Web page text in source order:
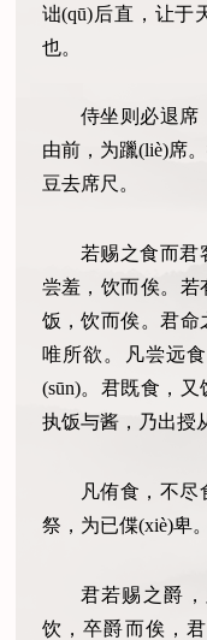
诎(qū)后直，让于
也。
侍坐则必退席
由前，为躐(liè)席
豆去席尺。
若赐之食而君
尝羞，饮而俟。若
饭，饮而俟。君
唯所欲。凡尝远
(sūn)。君既食，
执饭与酱，乃出授
凡侑食，不
祭，为已偞(xiè)卑。
君若赐之爵
饮，卒爵而俟，